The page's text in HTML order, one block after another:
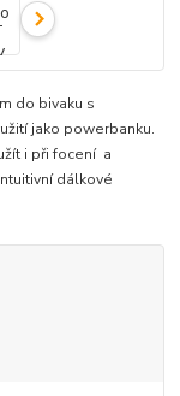
do bivaku s
jako powerbanku.
i při focení a
dálkové